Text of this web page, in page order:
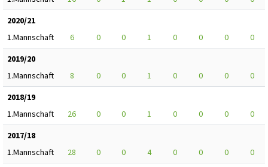
2020/21
1.Mannschaft
6 0 0 1 0 0 0
0
2019/20
1.Mannschaft
8 0 0 1 0 0 0
0
2018/19
1.Mannschaft
26 0 0 1 0 0 0
0
2017/18
1.Mannschaft
28 0 0 4 0 0 0
0